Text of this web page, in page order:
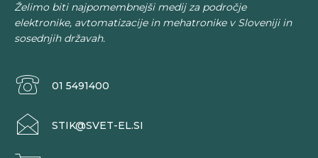
Želimo biti najpomembnejši medij za področje
elektronike, avtomatizacije in mehatronike v Sloveniji in
sosednjih državah.
01 5491400
STIK@SVET-EL.SI